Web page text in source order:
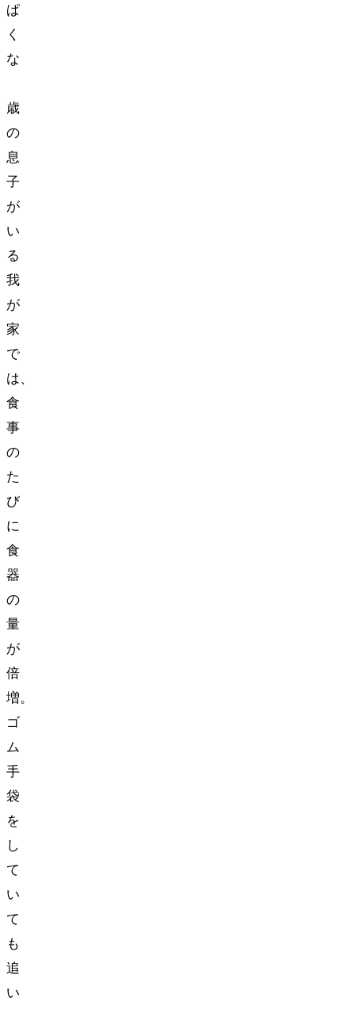
ぱ
く
な
歳
の
息
子
が
い
る
我
が
家
で
は、
食
事
の
た
び
に
食
器
の
量
が
倍
増。
ゴ
ム
手
袋
を
し
て
い
て
も
追
い